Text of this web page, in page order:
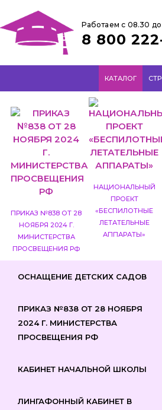
Работаем с 08.30
8 800
КАТАЛОГ
ПРИКАЗ №838 ОТ 28
НОЯБРЯ 2024 Г.
МИНИСТЕРСТВА
ПРОСВЕЩЕНИЯ РФ
НАЦИОНАЛЬНЫЙ
ПРОЕКТ
«БЕСПИЛОТНЫЕ
ЛЕТАТЕЛЬНЫЕ
АППАРАТЫ»
ОСНАЩЕНИЕ ДЕТСКИХ САДОВ
ПРИКАЗ №838 ОТ 28 НОЯБРЯ
2024 Г. МИНИСТЕРСТВА
ПРОСВЕЩЕНИЯ РФ
КАБИНЕТ НАЧАЛЬНОЙ ШКОЛЫ
ЛИНГАФОННЫЙ КАБИНЕТ В